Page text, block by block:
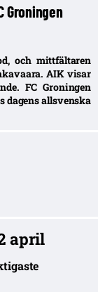
Groningen
och mittfältaren
AIK visar
FC Groningen
dagens allsvenska
april